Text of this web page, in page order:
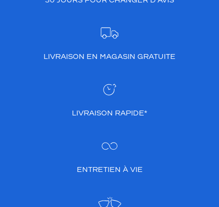
LIVRAISON EN MAGASIN GRATUITE
LIVRAISON RAPIDE*
ENTRETIEN À VIE